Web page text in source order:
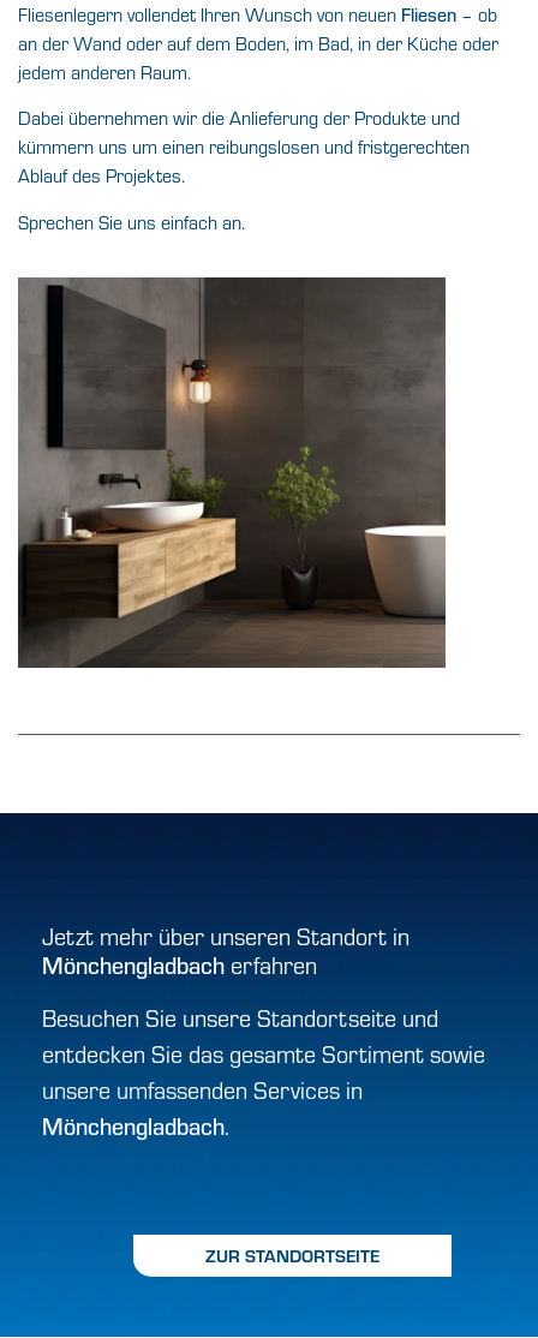
Fliesenlegern vollendet Ihren Wunsch von neuen Fliesen – ob
an der Wand oder auf dem Boden, im Bad, in der Küche oder
jedem anderen Raum.
Dabei übernehmen wir die Anlieferung der Produkte und
kümmern uns um einen reibungslosen und fristgerechten
Ablauf des Projektes.
Sprechen Sie uns einfach an.
Jetzt mehr über unseren Standort in
Mönchengladbach erfahren
Besuchen Sie unsere Standortseite und
entdecken Sie das gesamte Sortiment sowie
unsere umfassenden Services in
Mönchengladbach.
ZUR STANDORTSEITE